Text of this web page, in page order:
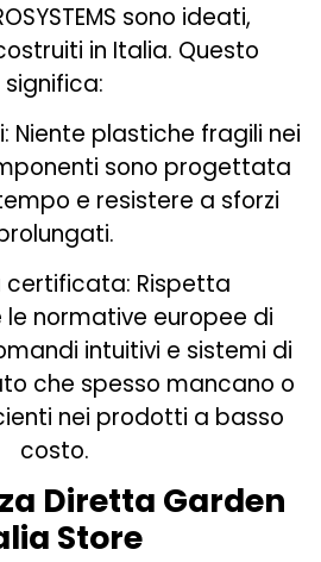
sono ideati,
in Italia. Questo
significa:
Niente plastiche fragili nei
sono progettata
e resistere a sforzi
certificata: Rispetta
normative europee di
intuitivi e sistemi di
che spesso mancano o
nei prodotti a basso
costo.
Diretta Garden
Store